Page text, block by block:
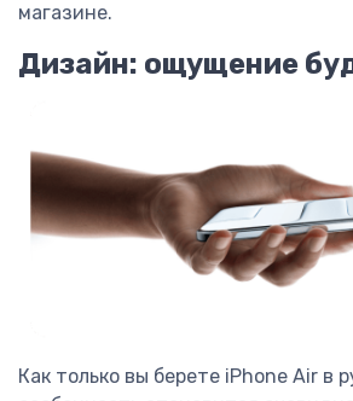
магазине.
Дизайн: ощущение
Как только вы берете iPhone Air в